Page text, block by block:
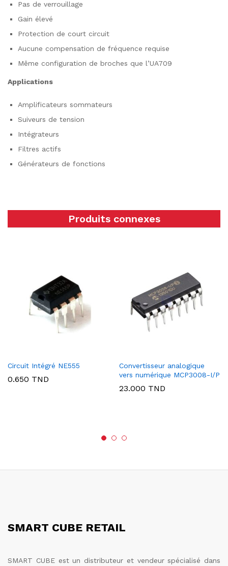
Pas de verrouillage
Gain élevé
Protection de court circuit
Aucune compensation de fréquence requise
Même configuration de broches que l’UA709
Applications
Amplificateurs sommateurs
Suiveurs de tension
Intégrateurs
Filtres actifs
Générateurs de fonctions
Produits connexes
Circuit Intégré NE555
0.650 TND
Convertisseur analogique
vers numérique MCP3008-I/P
23.000 TND
SMART CUBE RETAIL
SMART CUBE est un distributeur et vendeur spécialisé dans